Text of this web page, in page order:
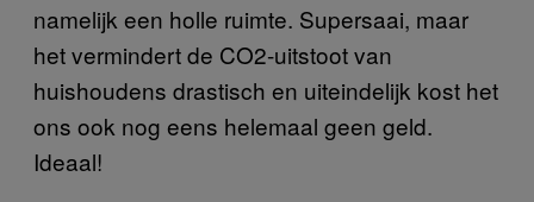
namelijk een holle ruimte. Supersaai, maar
het vermindert de CO2-uitstoot van
huishoudens drastisch en uiteindelijk kost het
ons ook nog eens helemaal geen geld.
Ideaal!